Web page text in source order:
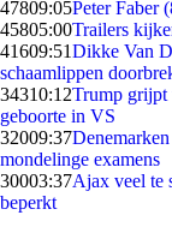
47809:05Peter Faber
45805:00Trailers
41609:51Dikke Van
schaamlippen
34310:12Trump grijpt
geboorte in VS
32009:37
mondelinge examens
30003:37Ajax veel te
beperkt